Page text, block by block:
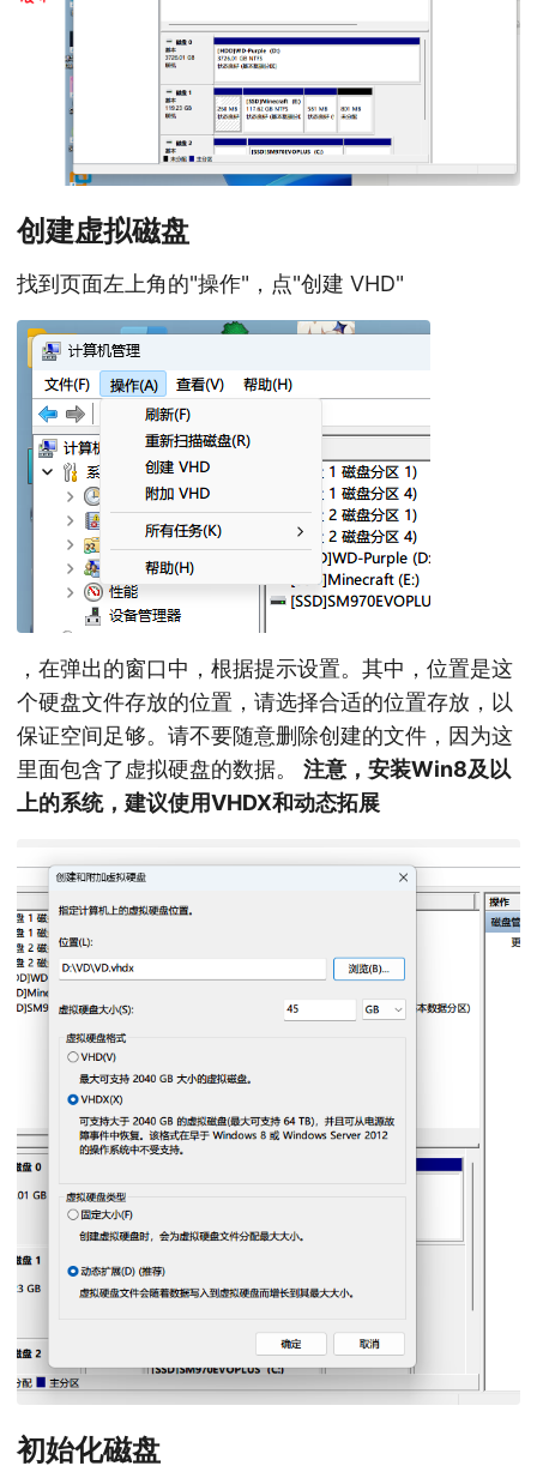
创建虚拟磁盘
找到页面左上角的"操作"，点"创建 VHD"
，在弹出的窗口中，根据提示设置。其中，位置是这
个硬盘文件存放的位置，请选择合适的位置存放，以
保证空间足够。请不要随意删除创建的文件，因为这
里面包含了虚拟硬盘的数据。 注意，安装Win8及以
上的系统，建议使用VHDX和动态拓展
初始化磁盘